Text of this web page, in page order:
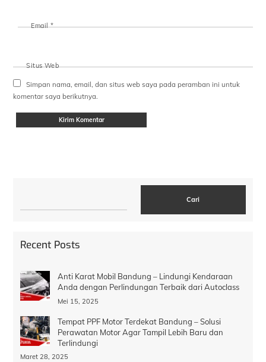
Email*
Situs Web
Simpan nama, email, dan situs web saya pada peramban ini untuk
komentar saya berikutnya.
Cari
Recent Posts
Anti Karat Mobil Bandung – Lindungi Kendaraan
Anda dengan Perlindungan Terbaik dari Autoclass
Mei 15, 2025
Tempat PPF Motor Terdekat Bandung – Solusi
Perawatan Motor Agar Tampil Lebih Baru dan
Terlindungi
Maret 28, 2025